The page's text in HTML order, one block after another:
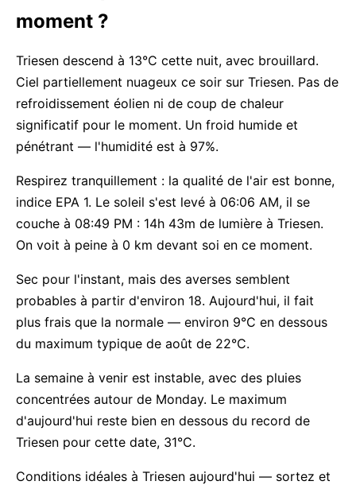
moment ?
Triesen descend à 13°C cette nuit, avec brouillard.
Ciel partiellement nuageux ce soir sur Triesen. Pas de
refroidissement éolien ni de coup de chaleur
significatif pour le moment. Un froid humide et
pénétrant — l'humidité est à 97%.
Respirez tranquillement : la qualité de l'air est bonne,
indice EPA 1. Le soleil s'est levé à 06:06 AM, il se
couche à 08:49 PM : 14h 43m de lumière à Triesen.
On voit à peine à 0 km devant soi en ce moment.
Sec pour l'instant, mais des averses semblent
probables à partir d'environ 18. Aujourd'hui, il fait
plus frais que la normale — environ 9°C en dessous
du maximum typique de août de 22°C.
La semaine à venir est instable, avec des pluies
concentrées autour de Monday. Le maximum
d'aujourd'hui reste bien en dessous du record de
Triesen pour cette date, 31°C.
Conditions idéales à Triesen aujourd'hui — sortez et